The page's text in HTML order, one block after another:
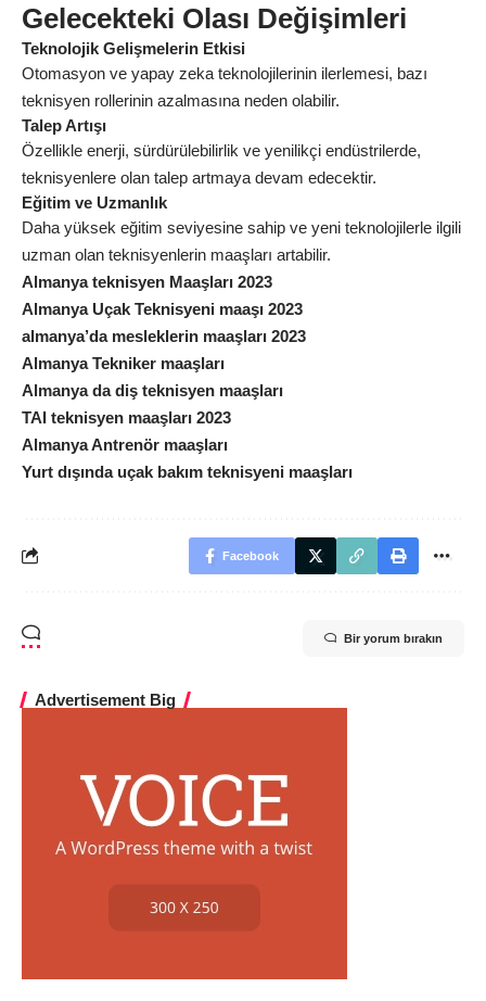
Gelecekteki Olası Değişimleri
Teknolojik Gelişmelerin Etkisi
Otomasyon ve yapay zeka teknolojilerinin ilerlemesi, bazı
teknisyen rollerinin azalmasına neden olabilir.
Talep Artışı
Özellikle enerji, sürdürülebilirlik ve yenilikçi endüstrilerde,
teknisyenlere olan talep artmaya devam edecektir.
Eğitim ve Uzmanlık
Daha yüksek eğitim seviyesine sahip ve yeni teknolojilerle ilgili
uzman olan teknisyenlerin maaşları artabilir.
Almanya teknisyen Maaşları 2023
Almanya Uçak Teknisyeni maaşı 2023
almanya’da mesleklerin maaşları 2023
Almanya Tekniker maaşları
Almanya da diş teknisyen maaşları
TAI teknisyen maaşları 2023
Almanya Antrenör maaşları
Yurt dışında uçak bakım teknisyeni maaşları
Facebook
Bir yorum bırakın
Advertisement Big